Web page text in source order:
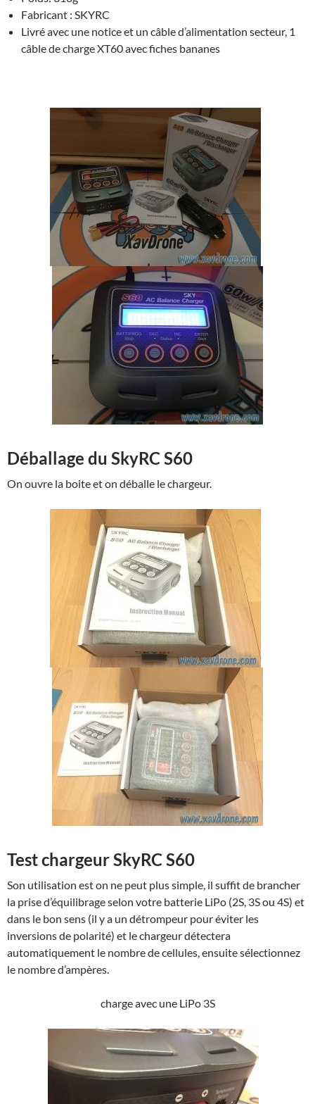
Fabricant : SKYRC
Livré avec une notice et un câble d’alimentation secteur, 1
câble de charge XT60 avec fiches bananes
Déballage du SkyRC S60
On ouvre la boite et on déballe le chargeur.
Test chargeur SkyRC S60
Son utilisation est on ne peut plus simple, il suffit de brancher
la prise d’équilibrage selon votre batterie LiPo (2S, 3S ou 4S) et
dans le bon sens (il y a un détrompeur pour éviter les
inversions de polarité) et le chargeur détectera
automatiquement le nombre de cellules, ensuite sélectionnez
le nombre d’ampères.
charge avec une LiPo 3S